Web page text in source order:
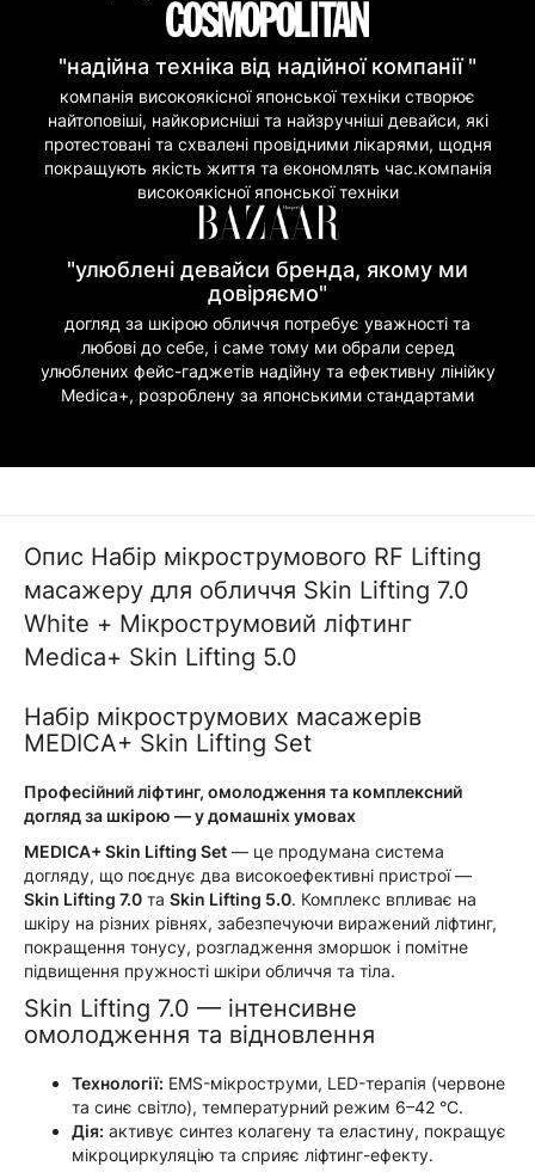
"надійна техніка від надійної компанії "
компанія високоякісної японської техніки створює
найтоповіші, найкорисніші та найзручніші девайси, які
протестовані та схвалені провідними лікарями, щодня
покращують якість життя та економлять час.компанія
високоякісної японської техніки
"улюблені девайси бренда, якому ми
довіряємо"
догляд за шкірою обличчя потребує уважності та
любові до себе, і саме тому ми обрали серед
улюблених фейс-гаджетів надійну та ефективну лінійку
Medica+, розроблену за японськими стандартами
Опис Набір мікрострумового RF Lifting
масажеру для обличчя Skin Lifting 7.0
White + Мікрострумовий ліфтинг
Medica+ Skin Lifting 5.0
Набір мікрострумових масажерів
MEDICA+ Skin Lifting Set
Професійний ліфтинг, омолодження та комплексний
догляд за шкірою — у домашніх умовах
MEDICA+ Skin Lifting Set — це продумана система
догляду, що поєднує два високоефективні пристрої —
Skin Lifting 7.0 та Skin Lifting 5.0. Комплекс впливає на
шкіру на різних рівнях, забезпечуючи виражений ліфтинг,
покращення тонусу, розгладження зморшок і помітне
підвищення пружності шкіри обличчя та тіла.
Skin Lifting 7.0 — інтенсивне
омолодження та відновлення
Технології: EMS-мікроструми, LED-терапія (червоне
та синє світло), температурний режим 6–42 °C.
Дія: активує синтез колагену та еластину, покращує
мікроциркуляцію та сприяє ліфтинг-ефекту.